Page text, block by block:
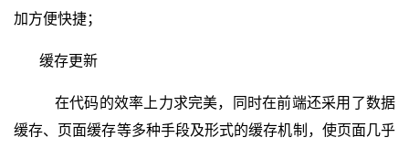
加方便快捷；
缓存更新
在代码的效率上力求完美，同时在前端还采用了数据
缓存、页面缓存等多种手段及形式的缓存机制，使页面几乎